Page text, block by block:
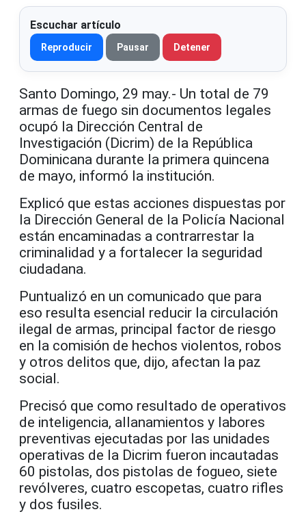
Escuchar artículo
Reproducir Pausar Detener
Santo Domingo, 29 may.- Un total de 79
armas de fuego sin documentos legales
ocupó la Dirección Central de
Investigación (Dicrim) de la República
Dominicana durante la primera quincena
de mayo, informó la institución.
Explicó que estas acciones dispuestas por
la Dirección General de la Policía Nacional
están encaminadas a contrarrestar la
criminalidad y a fortalecer la seguridad
ciudadana.
Puntualizó en un comunicado que para
eso resulta esencial reducir la circulación
ilegal de armas, principal factor de riesgo
en la comisión de hechos violentos, robos
y otros delitos que, dijo, afectan la paz
social.
Precisó que como resultado de operativos
de inteligencia, allanamientos y labores
preventivas ejecutadas por las unidades
operativas de la Dicrim fueron incautadas
60 pistolas, dos pistolas de fogueo, siete
revólveres, cuatro escopetas, cuatro rifles
y dos fusiles.